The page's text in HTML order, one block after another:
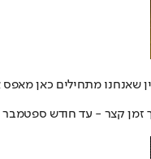
שאנחנו מתחילים כאן
זמן קצר - עד חודש